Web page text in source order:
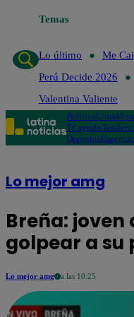
Temas
Lo último
Me
Perú Decide 2026
Valentina Valiente
PolíticaLima
Te ayudo
Deportes
Lo mejor amg
Breña: joven
golpear a su
Lo mejor amg a las 10:25